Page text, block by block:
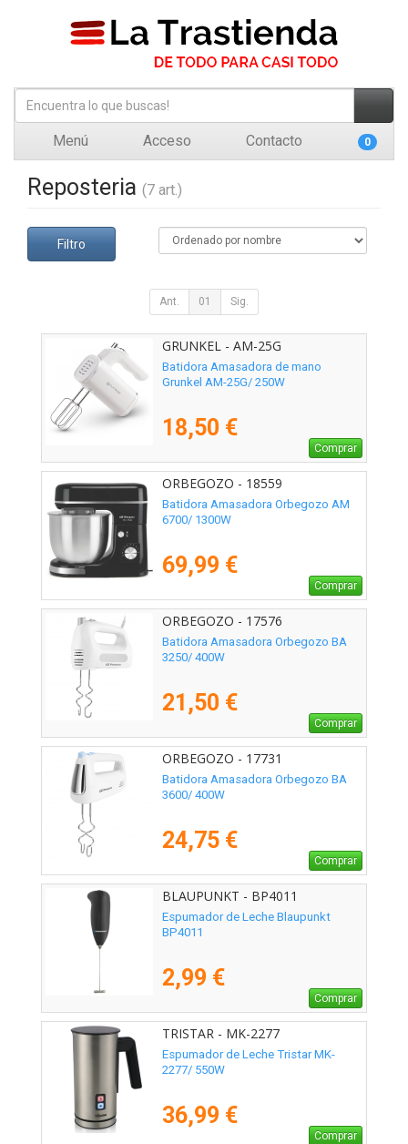
Menú Acceso Contacto 0
Reposteria (7 art.)
Filtro
Ant. 01 Sig.
GRUNKEL - AM-25G
Batidora Amasadora de mano
Grunkel AM-25G/ 250W
18,50 €
Comprar
ORBEGOZO - 18559
Batidora Amasadora Orbegozo AM
6700/ 1300W
69,99 €
Comprar
ORBEGOZO - 17576
Batidora Amasadora Orbegozo BA
3250/ 400W
21,50 €
Comprar
ORBEGOZO - 17731
Batidora Amasadora Orbegozo BA
3600/ 400W
24,75 €
Comprar
BLAUPUNKT - BP4011
Espumador de Leche Blaupunkt
BP4011
2,99 €
Comprar
TRISTAR - MK-2277
Espumador de Leche Tristar MK-
2277/ 550W
36,99 €
Comprar